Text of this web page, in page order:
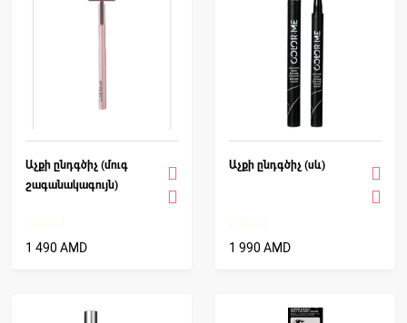
Աչքի ընդգծիչ (մուգ
շագանակագույն)
1 490 AMD
Աչքի ընդգծիչ (սև)
1 990 AMD